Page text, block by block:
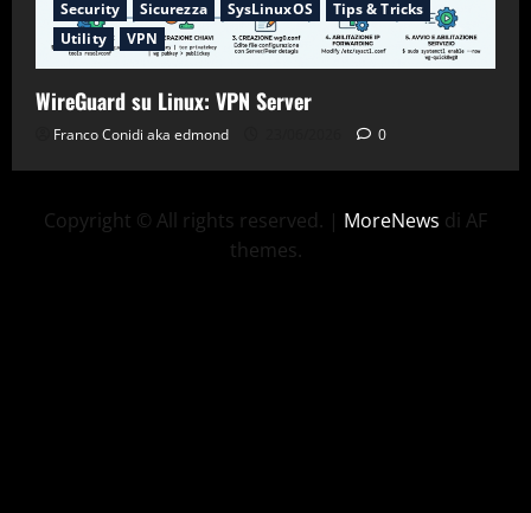
Security
Sicurezza SysLinuxOS
Tips & Tricks
Utility
VPN
WireGuard su Linux: VPN Server
Franco Conidi aka edmond 0
Copyright © All rights reserved. | MoreNews di AF
themes.